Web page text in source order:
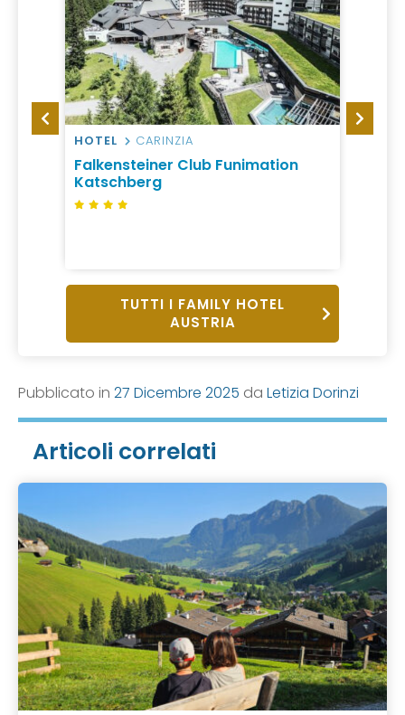
HOTEL CARINZIA
Falkensteiner Club Funimation
Katschberg
TUTTI I FAMILY HOTEL
AUSTRIA
Pubblicato in 27 Dicembre 2025 da Letizia Dorinzi
Articoli correlati